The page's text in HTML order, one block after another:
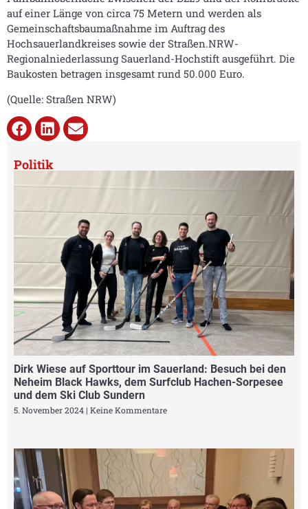
auf einer Länge von circa 75 Metern und werden als
Gemeinschaftsbaumaßnahme im Auftrag des
Hochsauerlandkreises sowie der Straßen.NRW-
RegionalniederlassungSauerland-Hochstift ausgeführt. Die
Baukosten betragen insgesamt rund 50.000 Euro.
(Quelle: Straßen NRW)
Politik
Dirk Wiese auf Sporttour im Sauerland: Besuch bei den
Neheim Black Hawks, dem Surfclub Hachen-Sorpesee
und dem Ski Club Sundern
5. November 2024 Keine Kommentare